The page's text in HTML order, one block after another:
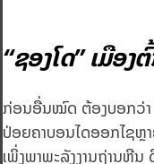
“ຊອງໂດ” ເມືອ
ກ່ອນອື່ນໝົດ ຕ້ອງບອກວ່າ
ປ່ອຍຄາບອນໄດອອກໄຊຫຼ
ເພິ່ງພາພະລັງງານຖ່ານຫີ